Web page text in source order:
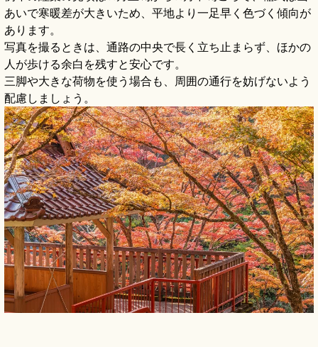
あいで寒暖差が大きいため、平地より一足早く色づく傾向が
あります。
写真を撮るときは、通路の中央で長く立ち止まらず、ほかの
人が歩ける余白を残すと安心です。
三脚や大きな荷物を使う場合も、周囲の通行を妨げないよう
配慮しましょう。